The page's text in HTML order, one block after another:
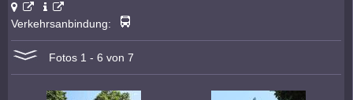
Verkehrsanbindung:
Fotos 1 - 6 von 7